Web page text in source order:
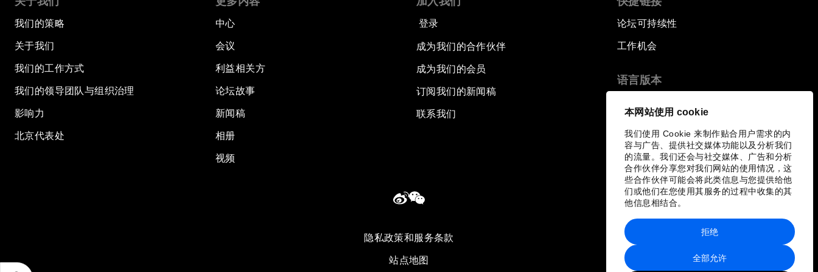
本网站使用 cookie
我们使用 Cookie 来制作贴合用户需求的内
容与广告、提供社交媒体功能以及分析我们
的流量。我们还会与社交媒体、广告和分析
合作伙伴分享您对我们网站的使用情况，这
些合作伙伴可能会将此类信息与您提供给他
们或他们在您使用其服务的过程中收集的其
他信息相结合。
全部允许
拒绝
我们的策略
关于我们
我们的工作方式
我们的领导团队与组织治理
影响力
北京代表处
中心
会议
利益相关方
论坛故事
新闻稿
相册
视频
登录
成为我们的合作伙伴
成为我们的会员
订阅我们的新闻稿
联系我们
论坛可持续性
工作机会
语言版本
隐私政策和服务条款
站点地图